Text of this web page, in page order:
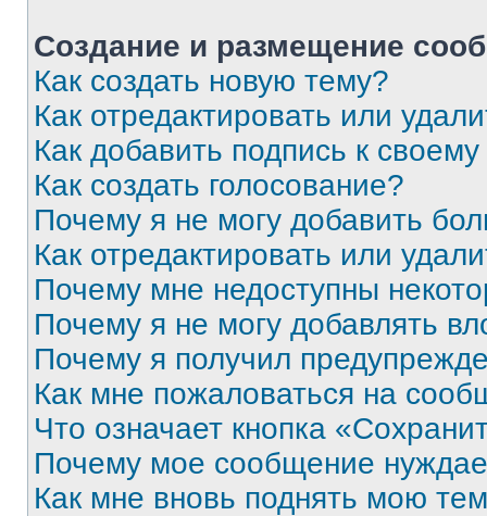
Создание и размещение
Как создать новую тему?
Как отредактировать или
Как добавить подпись к
Как создать голосование?
Почему я не могу добавить
Как отредактировать или
Почему мне недоступны
Почему я не могу добавлять
Почему я получил
Как мне пожаловаться на
Что означает кнопка
Почему мое сообщение
Как мне вновь поднять мою